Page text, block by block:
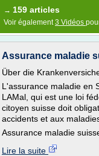
→ 159 articles
Voir également3 Vidéos
Assurance maladie
Über die
L'assurance maladie en
LAMal, qui est une loi
citoyen suisse doit
accidents et aux
Assurance maladie suisse
Lire la suite